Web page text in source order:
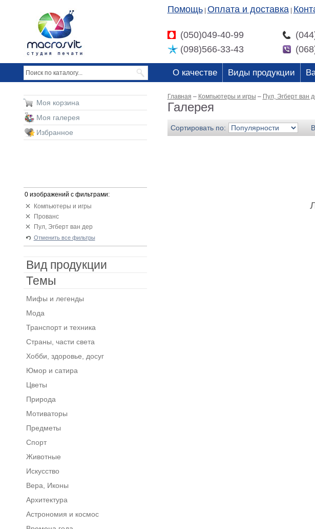
Помощь Оплата и доставка
(050)049-40-99
(098)566-33-43
О качестве Виды продукции
Главная – Компьютеры и игры – Пул, Эгберт ван
Галерея
Сортировать по:
Моя корзина
Моя галерея
Избранное
0 изображений с фильтрами:
Компьютеры и игры
Прованс
Пул, Эгберт ван дер
Отменить все фильтры
Вид продукции
Темы
Мифы и легенды
Мода
Транспорт и техника
Страны, части света
Хобби, здоровье, досуг
Юмор и сатира
Цветы
Природа
Мотиваторы
Предметы
Спорт
Животные
Искусство
Вера, Иконы
Архитектура
Астрономия и космос